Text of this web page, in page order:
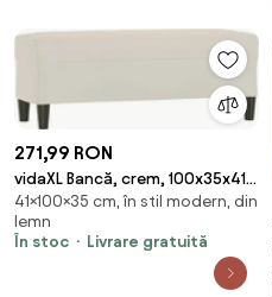
271,99 RON
vidaXL Bancă, crem, 100x35x41
cm, catifea
41×100×35 cm, în stil modern, din
lemn
În stoc
Livrare gratuită